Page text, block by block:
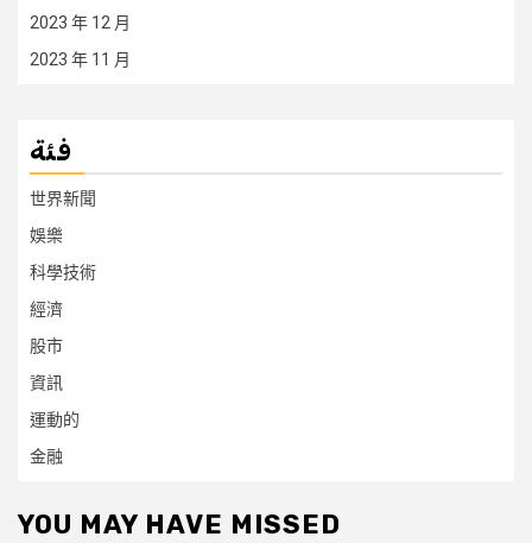
2023 年 12 月
2023 年 11 月
فئة
世界新聞
娛樂
科學技術
經濟
股市
資訊
運動的
金融
YOU MAY HAVE MISSED